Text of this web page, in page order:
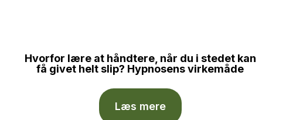
Hvorfor lære at håndtere, når du i stedet kan
få givet helt slip? Hypnosens virkemåde
Læs mere